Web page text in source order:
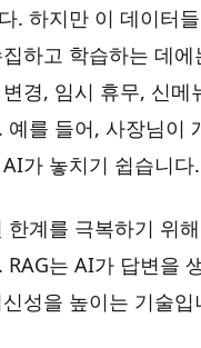
. 하지만 이 데이터
하고 학습하는 데
경, 임시 휴무, 신
예를 들어, 사장님이
가 놓치기 쉽습니다.
한계를 극복하기 위해
RAG는 AI가 답변을
성을 높이는 기술입